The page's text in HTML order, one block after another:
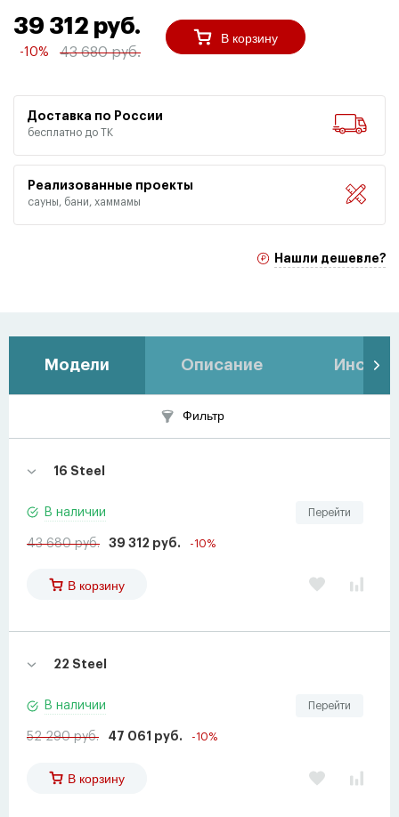
39 312 руб.
-10% 43 680 руб.
В корзину
Доставка по России
бесплатно до ТК
Реализованные проекты
сауны, бани, хаммамы
Нашли дешевле?
Модели Описание
Фильтр
16 Steel
Перейти
В наличии
43 680 руб. 39 312 руб. -10%
В корзину
22 Steel
Перейти
В наличии
52 290 руб. 47 061 руб. -10%
В корзину